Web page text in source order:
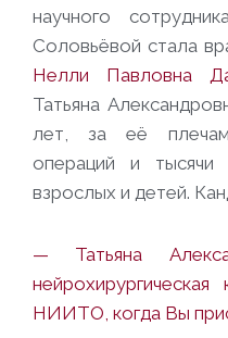
научного
Соловьёвой стала
Нелли Павловна
Татьяна
лет, за её
операций и тысячи
взрослых и детей.
— Татьяна
НИИТО, когда Вы